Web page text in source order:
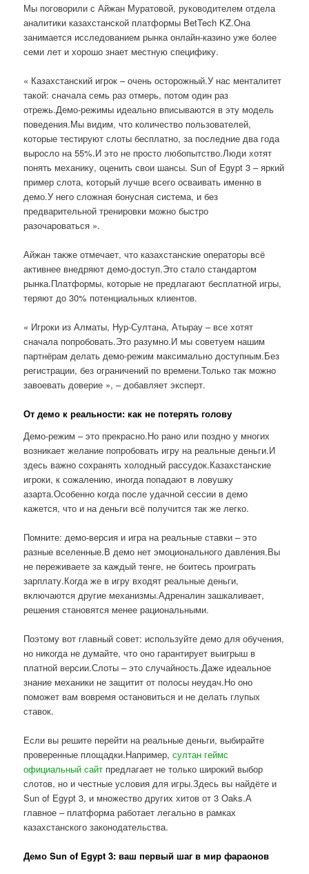
Мы поговорили с Айжан Муратовой, руководителем отдела
аналитики казахстанской платформы BetTech KZ.Она
занимается исследованием рынка онлайн-казино уже более
семи лет и хорошо знает местную специфику.
« Казахстанский игрок – очень осторожный.У нас менталитет
такой: сначала семь раз отмерь, потом один раз
отрежь.Демо-режимы идеально вписываются в эту модель
поведения.Мы видим, что количество пользователей,
которые тестируют слоты бесплатно, за последние два года
выросло на 55%.И это не просто любопытство.Люди хотят
понять механику, оценить свои шансы. Sun of Egypt 3 – яркий
пример слота, который лучше всего осваивать именно в
демо.У него сложная бонусная система, и без
предварительной тренировки можно быстро
разочароваться ».
Айжан также отмечает, что казахстанские операторы всё
активнее внедряют демо-доступ.Это стало стандартом
рынка.Платформы, которые не предлагают бесплатной игры,
теряют до 30% потенциальных клиентов.
« Игроки из Алматы, Нур-Султана, Атырау – все хотят
сначала попробовать.Это разумно.И мы советуем нашим
партнёрам делать демо-режим максимально доступным.Без
регистрации, без ограничений по времени.Только так можно
завоевать доверие », – добавляет эксперт.
От демо к реальности: как не потерять голову
Демо-режим – это прекрасно.Но рано или поздно у многих
возникает желание попробовать игру на реальные деньги.И
здесь важно сохранять холодный рассудок.Казахстанские
игроки, к сожалению, иногда попадают в ловушку
азарта.Особенно когда после удачной сессии в демо
кажется, что и на деньги всё получится так же легко.
Помните: демо-версия и игра на реальные ставки – это
разные вселенные.В демо нет эмоционального давления.Вы
не переживаете за каждый тенге, не боитесь проиграть
зарплату.Когда же в игру входят реальные деньги,
включаются другие механизмы.Адреналин зашкаливает,
решения становятся менее рациональными.
Поэтому вот главный совет: используйте демо для обучения,
но никогда не думайте, что оно гарантирует выигрыш в
платной версии.Слоты – это случайность.Даже идеальное
знание механики не защитит от полосы неудач.Но оно
поможет вам вовремя остановиться и не делать глупых
ставок.
Если вы решите перейти на реальные деньги, выбирайте
проверенные площадки.Например,султан геймс
официальный сайт предлагает не только широкий выбор
слотов, но и честные условия для игры.Здесь вы найдёте и
Sun of Egypt 3, и множество других хитов от 3 Oaks.А
главное – платформа работает легально в рамках
казахстанского законодательства.
Демо Sun of Egypt 3: ваш первый шаг в мир фараонов